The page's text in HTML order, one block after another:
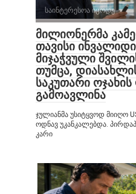
საინტერესოა იცოდე
მილიონერმა
თავისი
მიჯაჭვული
თუმცა,
საკუთარი
გამოავლინა
ჯულიანმა უსიტყვოდ მიიღო
ოდნავ უკანკალებდა.
კარი